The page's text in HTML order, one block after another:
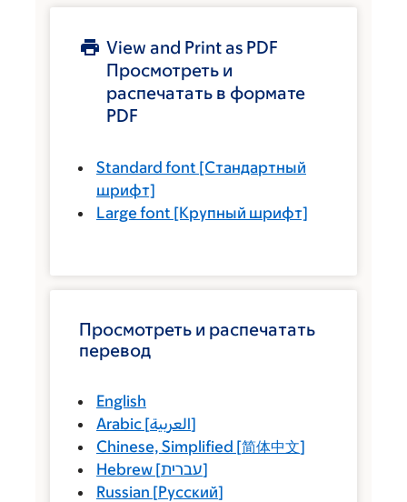
View and Print as PDF
Просмотреть и
распечатать в формате
PDF
Standard font [Стандартный
шрифт]
Large font [Крупный шрифт]
Просмотреть и распечатать
перевод
English
Arabic [العربية]
Chinese, Simplified [简体中文]
Hebrew [עברית]
Russian [Русский]